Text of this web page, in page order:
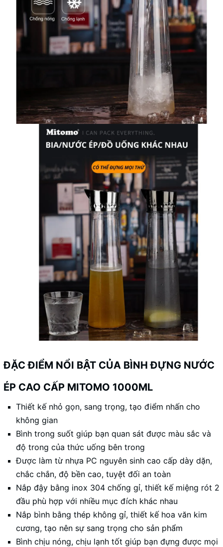
ĐẶC ĐIỂM NỔI BẬT CỦA BÌNH ĐỰNG NƯỚC
ÉP CAO CẤP MITOMO 1000ML
Thiết kế nhỏ gọn, sang trọng, tạo điểm nhấn cho
không gian
Bình trong suốt giúp bạn quan sát được màu sắc và
độ trong của thức uống bên trong
Được làm từ nhựa PC nguyên sinh cao cấp dày dặn,
chắc chắn, độ bền cao, tuyệt đối an toàn
Nắp đậy bằng inox 304 chống gỉ, thiết kế miệng rót 2
đầu phù hợp với nhiều mục đích khác nhau
Nắp bình bằng thép không gỉ, thiết kế hoa văn kim
cương, tạo nên sự sang trọng cho sản phẩm
Bình chịu nóng, chịu lạnh tốt giúp bạn đựng được mọi